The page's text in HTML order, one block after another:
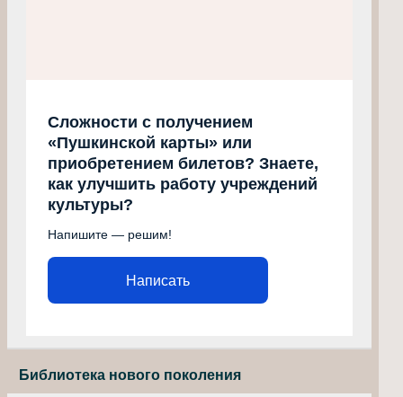
Сложности с получением
«Пушкинской карты» или
приобретением билетов? Знаете,
как улучшить работу учреждений
культуры?
Напишите — решим!
Написать
Библиотека нового поколения